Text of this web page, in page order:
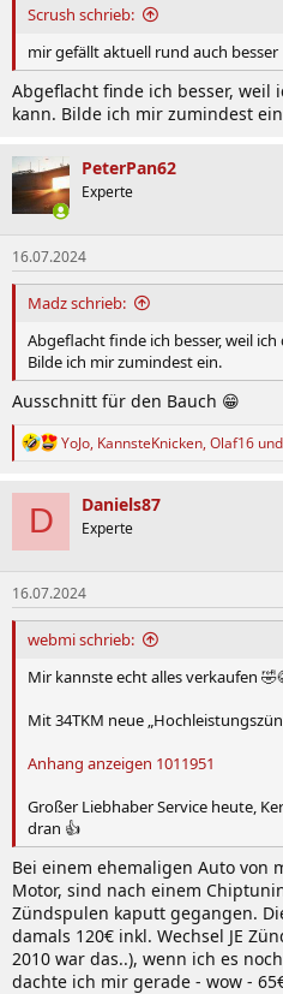
:
Scrush schrieb:
mir gefällt aktuell rund auch besser
Abgeflacht finde ich besser, weil
kann. Bilde ich mir zumindest
PeterPan62
Experte
16.07.2024
Madz schrieb:
Abgeflacht finde ich besser, weil
Bilde ich mir zumindest ein.
Ausschnitt für den Bauch 😁
R
k
o
n
e
n
:
YoJo, KannsteKnicken, Olaf16
D Daniels87
Experte
16.07.2024
webmi schrieb:
Mir kannste echt alles verkaufen
Mit 34TKM neue
Anhang anzeigen 1011951
Großer Liebhaber Service heute,
dran 👍
Bei einem ehemaligen Auto von
Motor, sind nach einem
Zündspulen kaputt gegangen.
damals 120€ inkl. Wechsel JE
2010 war das..), wenn ich es
dachte ich mir gerade - wow -